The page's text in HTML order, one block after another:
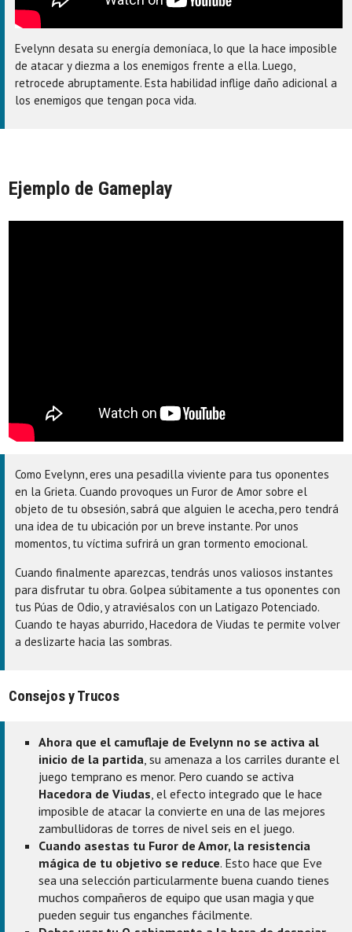
Evelynn desata su energía demoníaca, lo que la hace imposible
de atacar y diezma a los enemigos frente a ella. Luego,
retrocede abruptamente. Esta habilidad inflige daño adicional a
los enemigos que tengan poca vida.
Ejemplo de Gameplay
Como Evelynn, eres una pesadilla viviente para tus oponentes
en la Grieta. Cuando provoques un Furor de Amor sobre el
objeto de tu obsesión, sabrá que alguien le acecha, pero tendrá
una idea de tu ubicación por un breve instante. Por unos
momentos, tu víctima sufrirá un gran tormento emocional.
Cuando finalmente aparezcas, tendrás unos valiosos instantes
para disfrutar tu obra. Golpea súbitamente a tus oponentes con
tus Púas de Odio, y atraviésalos con un Latigazo Potenciado.
Cuando te hayas aburrido, Hacedora de Viudas te permite volver
a deslizarte hacia las sombras.
Consejos y Trucos
Ahora que el camuflaje de Evelynn no se activa al
inicio de la partida , su amenaza a los carriles durante el
juego temprano es menor. Pero cuando se activa
Hacedora de Viudas , el efecto integrado que le hace
imposible de atacar la convierte en una de las mejores
zambullidoras de torres de nivel seis en el juego.
Cuando asestas tu Furor de Amor, la resistencia
mágica de tu objetivo se reduce. Esto hace que Eve
sea una selección particularmente buena cuando tienes
muchos compañeros de equipo que usan magia y que
pueden seguir tus enganches fácilmente.